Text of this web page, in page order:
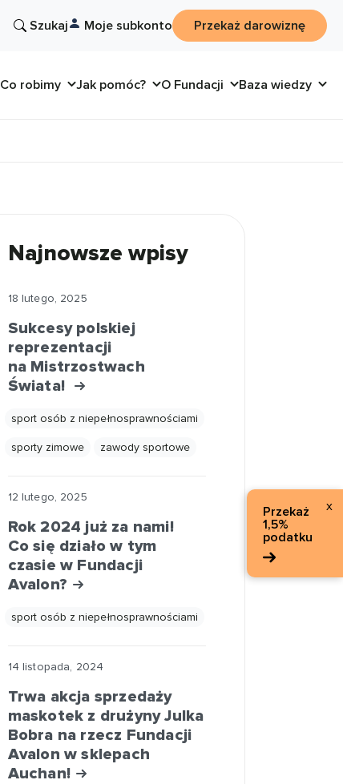
Przekaż
1,5%
podatku
x
Szukaj Moje subkonto Przekaż darowiznę
Co robimy Jak pomóc? O Fundacji Baza wiedzy
Najnowsze wpisy
18 lutego, 2025
Sukcesy polskiej
reprezentacji
na Mistrzostwach
Świata!
sport osób z niepełnosprawnościami
sporty zimowe zawody sportowe
12 lutego, 2025
Rok 2024 już za nami!
Co się działo w tym
czasie w Fundacji
Avalon?
sport osób z niepełnosprawnościami
14 listopada, 2024
Trwa akcja sprzedaży
maskotek z drużyny Julka
Bobra na rzecz Fundacji
Avalon w sklepach
Auchan!